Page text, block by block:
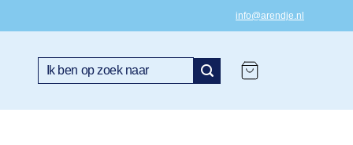
info@arendje.nl
Zoeken